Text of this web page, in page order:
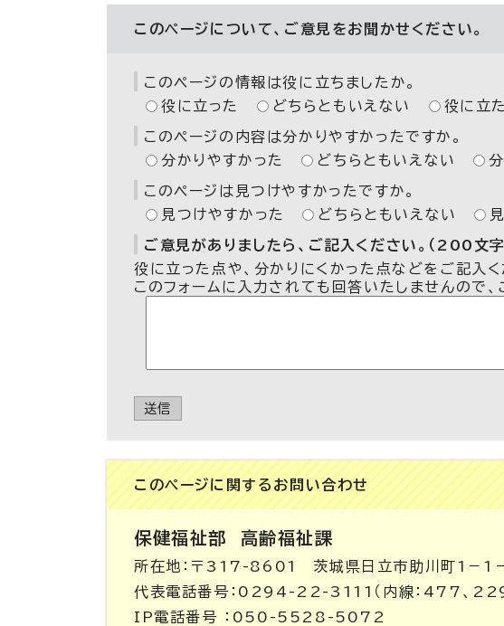
このページについて、ご意見をお聞かせください。
このページの情報は役に立ちましたか。
役に立った
どちらともいえない 役に立
このページの内容は分かりやすかったですか。
分かりやすかった
どちらともいえない
このページは見つけやすかったですか。
見つけやすかった
どちらともいえない
ご意見がありましたら、ご記入ください。（200文字
役に立った点や、分かりにくかった点などをご記入く
このフォームに入力されても回答いたしませんので、
送信
このページに関する お問い合わせ
保健福祉部 高齢福祉課
所在地：〒317-8601 茨城県日立市助川町1－1
代表電話番号：0294-22-3111（内線：477、
IP電話番号 ：050-5528-5072